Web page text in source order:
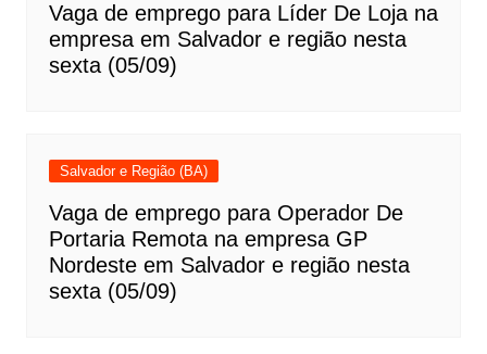
Vaga de emprego para Líder De Loja na
empresa em Salvador e região nesta
sexta (05/09)
Salvador e Região (BA)
Vaga de emprego para Operador De
Portaria Remota na empresa GP
Nordeste em Salvador e região nesta
sexta (05/09)